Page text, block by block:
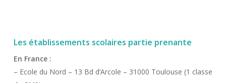
Les établissements scolaires partie prenante
En France :
– Ecole du Nord – 13 Bd d’Arcole – 31000 Toulouse (1 classe